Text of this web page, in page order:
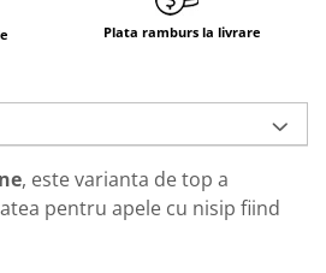
Plata ramburs la livrare
, este varianta de top a
pentru apele cu nisip fiind